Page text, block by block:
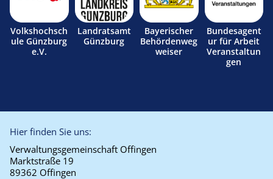
Volkshochsch
ule Günzburg
e.V.
Landratsamt
Günzburg
Bayerischer
Behördenweg
weiser
Bundesagent
ur für Arbeit
Veranstaltun
gen
Hier finden Sie uns:
Verwaltungsgemeinschaft Offingen
Marktstraße 19
89362 Offingen